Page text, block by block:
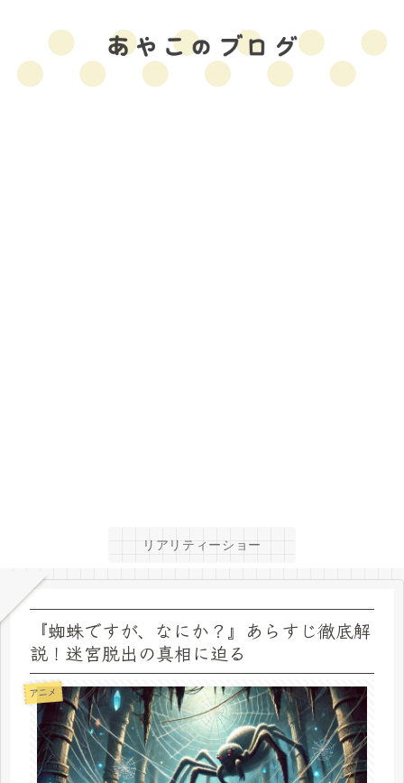
リアリティーショー
『蜘蛛ですが、なにか？』あらすじ徹底解
説！迷宮脱出の真相に迫る
アニメ